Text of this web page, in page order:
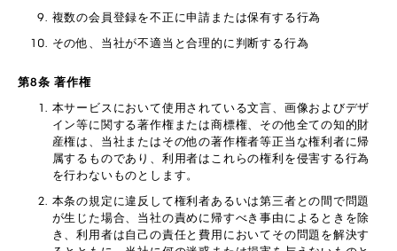
複数の会員登録を不正に申請または保有する行為
その他、当社が不適当と合理的に判断する行為
第8条 著作権
本サービスにおいて使用されている文言、画像およびデザ
イン等に関する著作権または商標権、その他全ての知的財
産権は、当社またはその他の著作権者等正当な権利者に帰
属するものであり、利用者はこれらの権利を侵害する行為
を行わないものとします。
本条の規定に違反して権利者あるいは第三者との間で問題
が生じた場合、当社の責めに帰すべき事由によるときを除
き、利用者は自己の責任と費用においてその問題を解決す